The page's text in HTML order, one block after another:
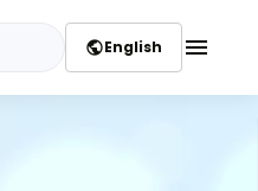
publicEnglish menu